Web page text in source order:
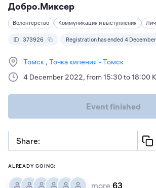
Добро.Миксер
Волонтерство Коммуникация и выступления
373926 Registration has ended 4
Томск Точка кипения - Томск
4 December 2022, from 15:30 to 18:00
Event finished
Share:
ALREADY GOING:
more 63